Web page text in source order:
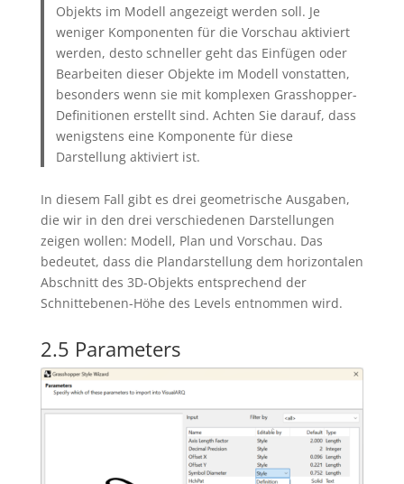
Objekts im Modell angezeigt werden soll. Je
weniger Komponenten für die Vorschau aktiviert
werden, desto schneller geht das Einfügen oder
Bearbeiten dieser Objekte im Modell vonstatten,
besonders wenn sie mit komplexen Grasshopper-
Definitionen erstellt sind. Achten Sie darauf, dass
wenigstens eine Komponente für diese
Darstellung aktiviert ist.
In diesem Fall gibt es drei geometrische Ausgaben,
die wir in den drei verschiedenen Darstellungen
zeigen wollen: Modell, Plan und Vorschau. Das
bedeutet, dass die Plandarstellung dem horizontalen
Abschnitt des 3D-Objekts entsprechend der
Schnittebenen-Höhe des Levels entnommen wird.
2.5 Parameters